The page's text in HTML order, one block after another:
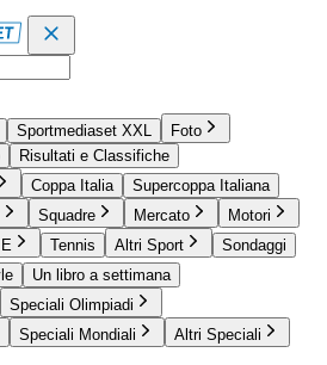
Sportmediaset XXL
Foto
Risultati e Classifiche
Coppa Italia
Supercoppa Italiana
Squadre Mercato
Motori
Tennis Altri Sport
Sondaggi
Un libro a settimana
Speciali Olimpiadi
Speciali Mondiali Altri Speciali